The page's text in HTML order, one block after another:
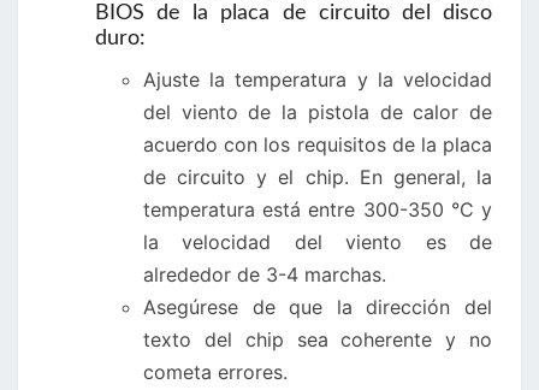
BIOS de la placa de circuito del disco
duro:
Ajuste la temperatura y la velocidad
del viento de la pistola de calor de
acuerdo con los requisitos de la placa
de circuito y el chip. En general, la
temperatura está entre 300-350 °C y
la velocidad del viento es de
alrededor de 3-4 marchas.
Asegúrese de que la dirección del
texto del chip sea coherente y no
cometa errores.